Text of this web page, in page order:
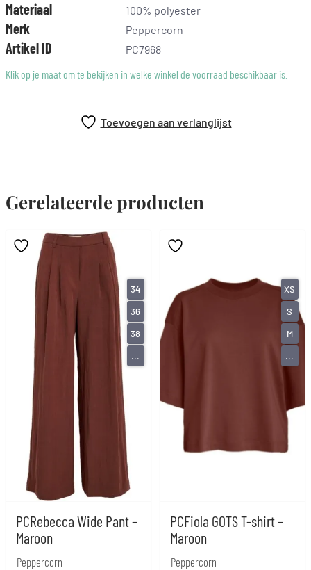
Materiaal 100% polyester
Merk Peppercorn
Artikel ID
PC7968
Klik op je maat om te bekijken in welke winkel de voorraad beschikbaar is.
Toevoegen aan verlanglijst
Gerelateerde producten
PCRebecca Wide Pant –
Maroon
Peppercorn
34
36
38
...
PCFiola GOTS T-shirt –
Maroon
Peppercorn
XS
S
M
...